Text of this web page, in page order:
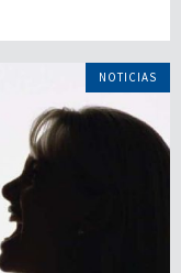
NOTICIAS